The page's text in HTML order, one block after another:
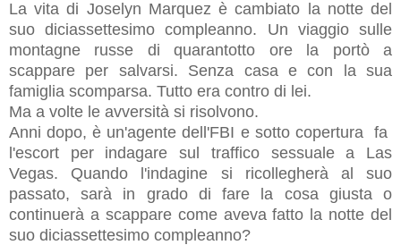
La vita di Joselyn Marquez è cambiato la notte del
suo diciassettesimo compleanno. Un viaggio sulle
montagne russe di quarantotto ore la portò a
scappare per salvarsi. Senza casa e con la sua
famiglia scomparsa. Tutto era contro di lei.
Ma a volte le avversità si risolvono.
Anni dopo, è un'agente dell'FBI e sotto copertura fa
l'escort per indagare sul traffico sessuale a Las
Vegas. Quando l'indagine si ricollegherà al suo
passato, sarà in grado di fare la cosa giusta o
continuerà a scappare come aveva fatto la notte del
suo diciassettesimo compleanno?